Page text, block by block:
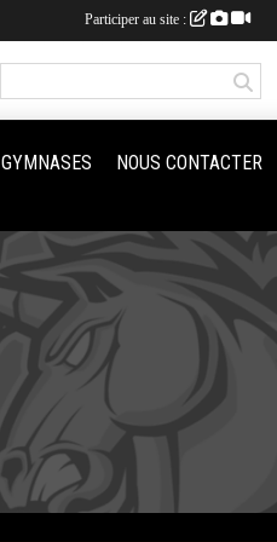
GYMNASES NOUS CONTACTER
Participer au site :